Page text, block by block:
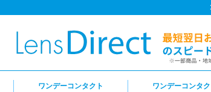
ワンデーコンタクト
ワンデーコンタク